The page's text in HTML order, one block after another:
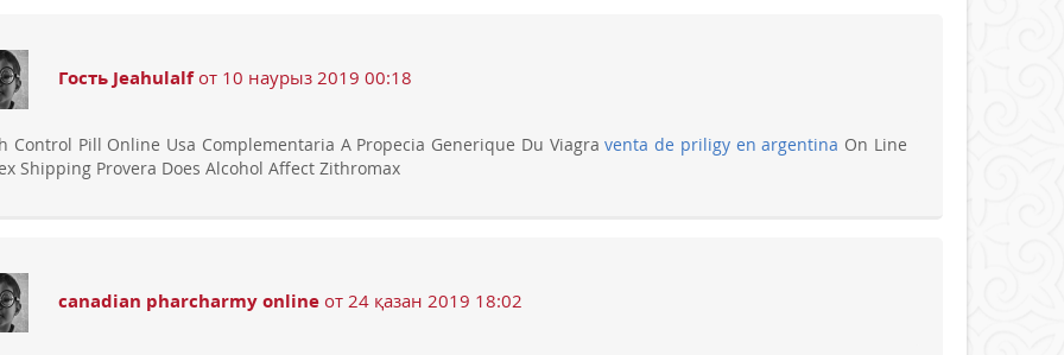
Гость Jeahulalfот 10 наурыз 2019 00:18
Control Pill Online Usa Complementaria A Propecia Generique Du Viagraventa de priligy en argentina On Line
Shipping Provera Does Alcohol Affect Zithromax
canadian pharcharmy online от 24 қазан 2019 18:02